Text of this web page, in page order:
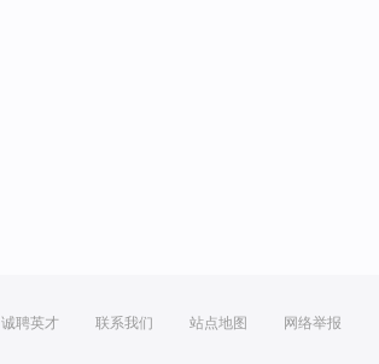
诚聘英才 联系我们 站点地图 网络举报